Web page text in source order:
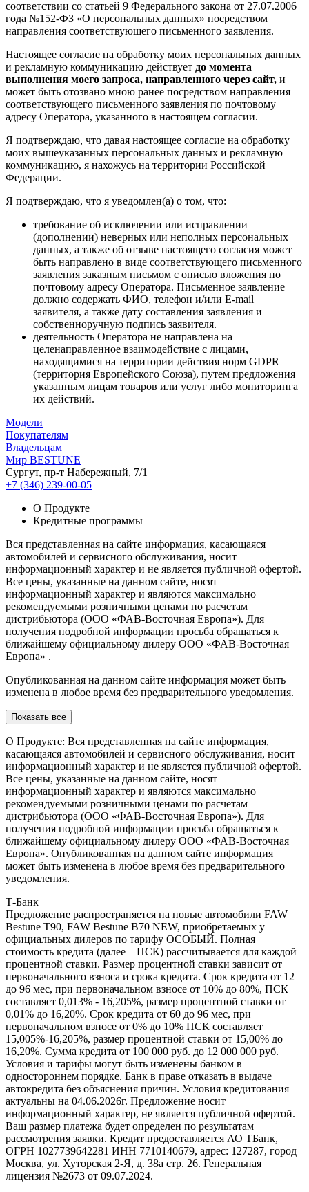
соответствии со статьей 9 Федерального закона от 27.07.2006
года №152-ФЗ «О персональных данных» посредством
направления соответствующего письменного заявления.
Настоящее согласие на обработку моих персональных данных
и рекламную коммуникацию действует до момента
выполнения моего запроса, направленного через сайт, и
может быть отозвано мною ранее посредством направления
соответствующего письменного заявления по почтовому
адресу Оператора, указанного в настоящем согласии.
Я подтверждаю, что давая настоящее согласие на обработку
моих вышеуказанных персональных данных и рекламную
коммуникацию, я нахожусь на территории Российской
Федерации.
Я подтверждаю, что я уведомлен(а) о том, что:
требование об исключении или исправлении
(дополнении) неверных или неполных персональных
данных, а также об отзыве настоящего согласия может
быть направлено в виде соответствующего письменного
заявления заказным письмом с описью вложения по
почтовому адресу Оператора. Письменное заявление
должно содержать ФИО, телефон и/или E-mail
заявителя, а также дату составления заявления и
собственноручную подпись заявителя.
деятельность Оператора не направлена на
целенаправленное взаимодействие с лицами,
находящимися на территории действия норм GDPR
(территория Европейского Союза), путем предложения
указанным лицам товаров или услуг либо мониторинга
их действий.
Модели
Покупателям
Владельцам
Мир BESTUNE
Сургут, пр-т Набережный, 7/1
+7 (346) 239-00-05
О Продукте
Кредитные программы
Вся представленная на сайте информация, касающаяся
автомобилей и сервисного обслуживания, носит
информационный характер и не является публичной офертой.
Все цены, указанные на данном сайте, носят
информационный характер и являются максимально
рекомендуемыми розничными ценами по расчетам
дистрибьютора (ООО «ФАВ-Восточная Европа»). Для
получения подробной информации просьба обращаться к
ближайшему официальному дилеру ООО «ФАВ-Восточная
Европа» .
Опубликованная на данном сайте информация может быть
изменена в любое время без предварительного уведомления.
Показать все
О Продукте: Вся представленная на сайте информация,
касающаяся автомобилей и сервисного обслуживания, носит
информационный характер и не является публичной офертой.
Все цены, указанные на данном сайте, носят
информационный характер и являются максимально
рекомендуемыми розничными ценами по расчетам
дистрибьютора (ООО «ФАВ-Восточная Европа»). Для
получения подробной информации просьба обращаться к
ближайшему официальному дилеру ООО «ФАВ-Восточная
Европа». Опубликованная на данном сайте информация
может быть изменена в любое время без предварительного
уведомления.
Т-Банк
Предложение распространяется на новые автомобили FAW
Bestune T90, FAW Bestune В70 NEW, приобретаемых у
официальных дилеров по тарифу ОСОБЫЙ. Полная
стоимость кредита (далее – ПСК) рассчитывается для каждой
процентной ставки. Размер процентной ставки зависит от
первоначального взноса и срока кредита. Срок кредита от 12
до 96 мес, при первоначальном взносе от 10% до 80%, ПСК
составляет 0,013% - 16,205%, размер процентной ставки от
0,01% до 16,20%. Срок кредита от 60 до 96 мес, при
первоначальном взносе от 0% до 10% ПСК составляет
15,005%-16,205%, размер процентной ставки от 15,00% до
16,20%. Сумма кредита от 100 000 руб. до 12 000 000 руб.
Условия и тарифы могут быть изменены банком в
одностороннем порядке. Банк в праве отказать в выдаче
автокредита без объяснения причин. Условия кредитования
актуальны на 04.06.2026г. Предложение носит
информационный характер, не является публичной офертой.
Ваш размер платежа будет определен по результатам
рассмотрения заявки. Кредит предоставляется АО ТБанк,
ОГРН 1027739642281 ИНН 7710140679, адрес: 127287, город
Москва, ул. Хуторская 2-Я, д. 38а стр. 26. Генеральная
лицензия №2673 от 09.07.2024.